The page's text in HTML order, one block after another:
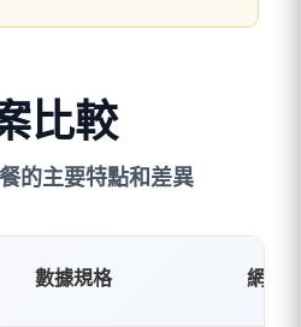
比較
的主要特點和差異
數據規格 網路